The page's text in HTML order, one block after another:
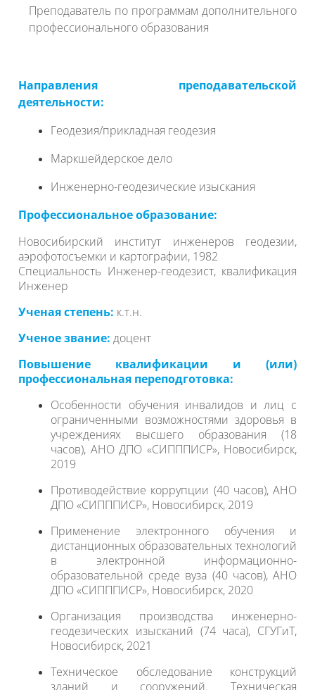
Преподаватель по программам дополнительного
профессионального образования
Направления преподавательской
деятельности:
Геодезия/прикладная геодезия
Маркшейдерское дело
Инженерно-геодезические изыскания
Профессиональное образование:
Новосибирский институт инженеров геодезии,
аэрофотосъемки и картографии, 1982
Специальность Инженер-геодезист, квалификация
Инженер
Ученая степень: к.т.н.
Ученое звание: доцент
Повышение квалификации и (или)
профессиональная переподготовка:
Особенности обучения инвалидов и лиц с
ограниченными возможностями здоровья в
учреждениях высшего образования (18
часов), АНО ДПО «СИПППИСР», Новосибирск,
2019
Противодействие коррупции (40 часов), АНО
ДПО «СИПППИСР», Новосибирск, 2019
Применение электронного обучения и
дистанционных образовательных технологий
в электронной информационно-
образовательной среде вуза (40 часов), АНО
ДПО «СИПППИСР», Новосибирск, 2020
Организация производства инженерно-
геодезических изысканий (74 часа), СГУГиТ,
Новосибирск, 2021
Техническое обследование конструкций
зданий и сооружений. Техническая